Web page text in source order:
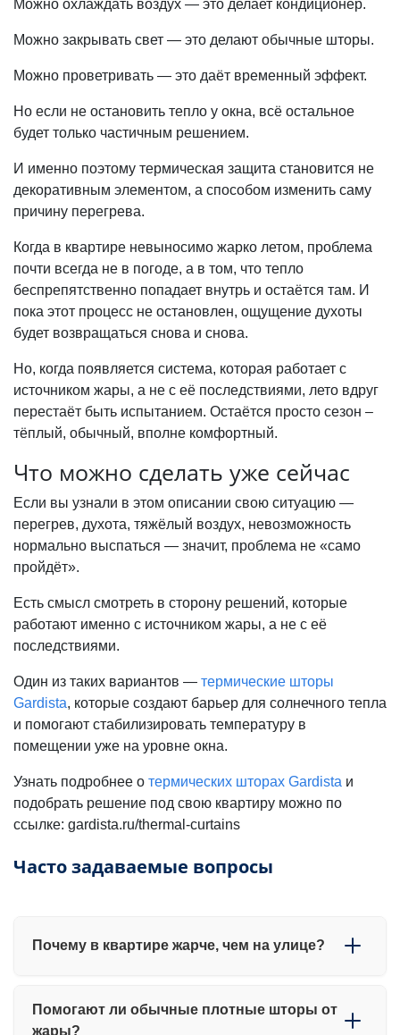
Можно охлаждать воздух — это делает кондиционер.
Можно закрывать свет — это делают обычные шторы.
Можно проветривать — это даёт временный эффект.
Но если не остановить тепло у окна, всё остальное
будет только частичным решением.
И именно поэтому термическая защита становится не
декоративным элементом, а способом изменить саму
причину перегрева.
Когда в квартире невыносимо жарко летом, проблема
почти всегда не в погоде, а в том, что тепло
беспрепятственно попадает внутрь и остаётся там. И
пока этот процесс не остановлен, ощущение духоты
будет возвращаться снова и снова.
Но, когда появляется система, которая работает с
источником жары, а не с её последствиями, лето вдруг
перестаёт быть испытанием. Остаётся просто сезон –
тёплый, обычный, вполне комфортный.
Что можно сделать уже сейчас
Если вы узнали в этом описании свою ситуацию —
перегрев, духота, тяжёлый воздух, невозможность
нормально выспаться — значит, проблема не «само
пройдёт».
Есть смысл смотреть в сторону решений, которые
работают именно с источником жары, а не с её
последствиями.
Один из таких вариантов — термические шторы
Gardista, которые создают барьер для солнечного тепла
и помогают стабилизировать температуру в
помещении уже на уровне окна.
Узнать подробнее о термических шторах Gardista и
подобрать решение под свою квартиру можно по
ссылке: gardista.ru/thermal-curtains
Часто задаваемые вопросы
Почему в квартире жарче, чем на улице?
Стены, мебель и стекло нагреваются и продолжают
Помогают ли обычные плотные шторы от
жары?